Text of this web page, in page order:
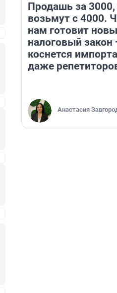
Продашь за 3000,
возьмут с 4000.
нам готовит
налоговый закон
коснется
даже
Анастасия